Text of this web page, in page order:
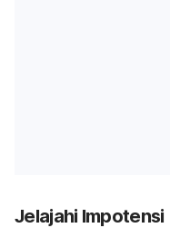
Jelajahi Impotensi